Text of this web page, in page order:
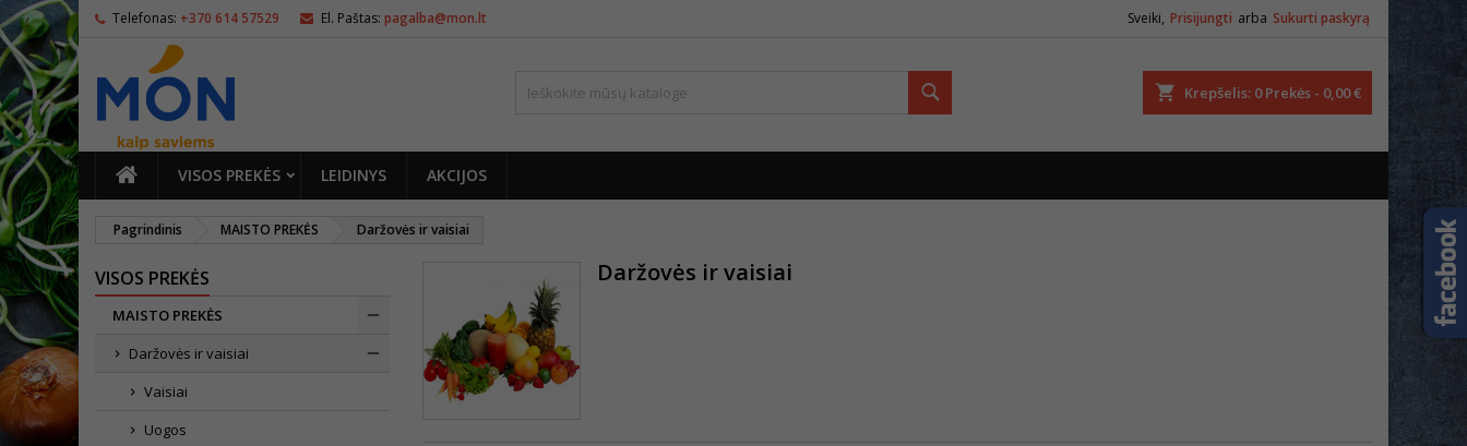
Telefonas: +370 614 57529 El. Paštas: pagalba@mon.lt Sveiki, Prisijungti arba Sukurti paskyrą
Krepšelis 0 Prekės - 0,00 €
PAGRINDINIS
VISOS PREKĖS LEIDINYS AKCIJOS
Pagrindinis MAISTO PREKĖS Daržovės ir vaisiai
VISOS PREKĖS
MAISTO PREKĖS
Daržovės ir vaisiai
Vaisiai
Uogos
Daržovės ir vaisiai